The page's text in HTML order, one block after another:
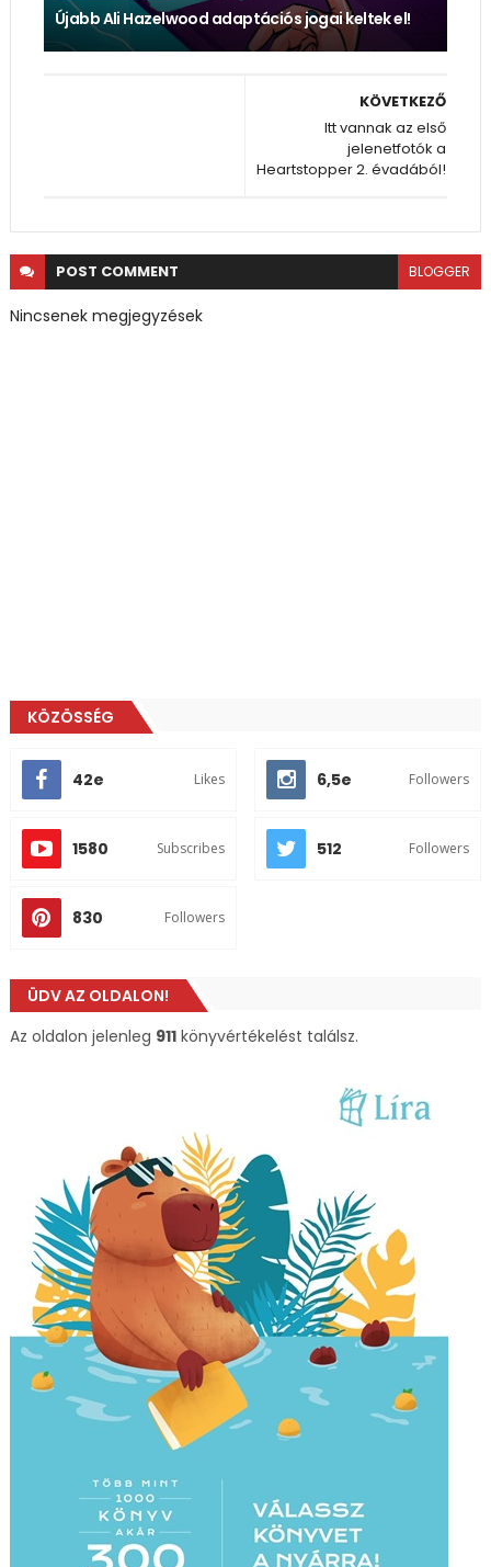
Újabb Ali Hazelwood adaptációs jogai keltek el!
KÖVETKEZŐ
Itt vannak az első
jelenetfotók a
Heartstopper 2. évadából!
POST COMMENT BLOGGER
Nincsenek megjegyzések
KÖZÖSSÉG
42e Likes 6,5e Followers
1580 Subscribes 512 Followers
830 Followers
ÜDV AZ OLDALON!
Az oldalon jelenleg 911könyvértékelést találsz.